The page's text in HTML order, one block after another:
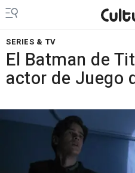
SERIES & TV
El Batman de
actor de Juego